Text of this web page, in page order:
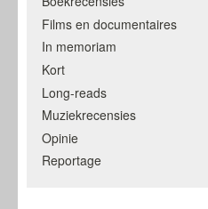
Films en documentaires
In memoriam
Kort
Long-reads
Muziekrecensies
Opinie
Reportage